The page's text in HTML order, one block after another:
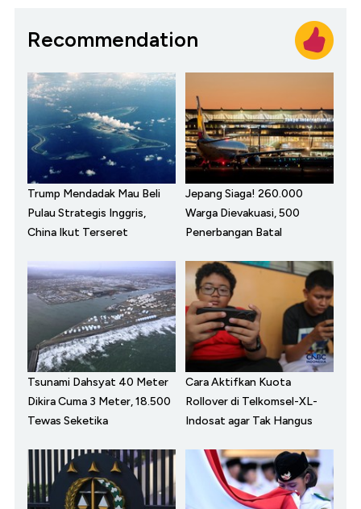
Recommendation
Trump Mendadak Mau Beli
Pulau Strategis Inggris,
China Ikut Terseret
Jepang Siaga! 260.000
Warga Dievakuasi, 500
Penerbangan Batal
Tsunami Dahsyat 40 Meter
Dikira Cuma 3 Meter, 18.500
Tewas Seketika
Cara Aktifkan Kuota
Rollover di Telkomsel-XL-
Indosat agar Tak Hangus